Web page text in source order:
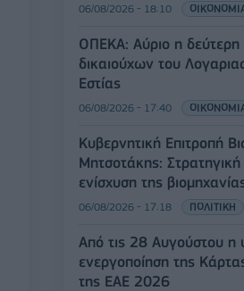
06/08/2026 - 18:10
ΟΠΕΚΑ: Αύριο η
δικαιούχων του
Εστίας
06/08/2026 - 17:40
Κυβερνητική Επιτροπή
Μητσοτάκης:
ενίσχυση της
06/08/2026 - 17:18 ΠΟΛΙΤΙΚΗ
Από τις 28 Αυγούστου η
ενεργοποίηση της
της ΕΑΕ 2026